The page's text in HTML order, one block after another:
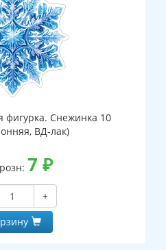
фигурка. Снежинка 10
ВД-лак)
7 ₽
+